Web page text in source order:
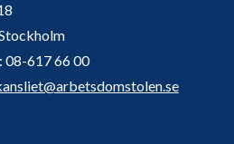
08-617 66 00